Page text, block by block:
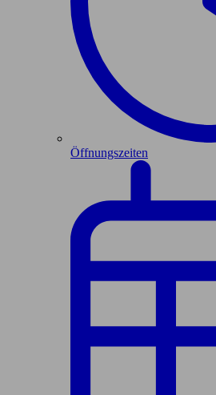
Öffnungszeiten